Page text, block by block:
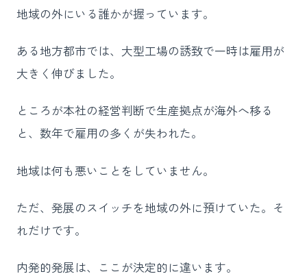
地域の外にいる誰かが握っています。
ある地方都市では、大型工場の誘致で一時は雇用が
大きく伸びました。
ところが本社の経営判断で生産拠点が海外へ移る
と、数年で雇用の多くが失われた。
地域は何も悪いことをしていません。
ただ、発展のスイッチを地域の外に預けていた。そ
れだけです。
内発的発展は、ここが決定的に違います。